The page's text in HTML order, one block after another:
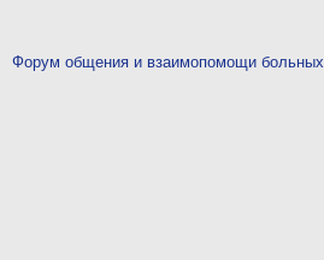
Форум общения и взаимопомощи